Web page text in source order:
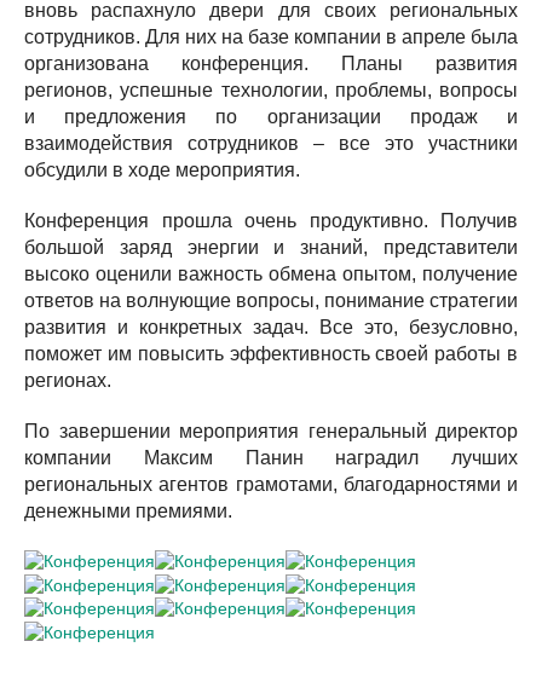
вновь распахнуло двери для своих региональных
сотрудников. Для них на базе компании в апреле была
организована конференция. Планы развития
регионов, успешные технологии, проблемы, вопросы
и предложения по организации продаж и
взаимодействия сотрудников – все это участники
обсудили в ходе мероприятия.
Конференция прошла очень продуктивно. Получив
большой заряд энергии и знаний, представители
высоко оценили важность обмена опытом, получение
ответов на волнующие вопросы, понимание стратегии
развития и конкретных задач. Все это, безусловно,
поможет им повысить эффективность своей работы в
регионах.
По завершении мероприятия генеральный директор
компании Максим Панин наградил лучших
региональных агентов грамотами, благодарностями и
денежными премиями.